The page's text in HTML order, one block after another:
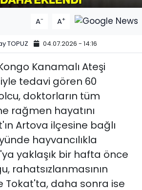
A- A+
TOPUZ 04.07.2026 - 14:16
Kanamalı Ateşi
tedavi gören 60
doktorların tüm
rağmen hayatını
Artova ilçesine bağlı
hayvancılıkla
yaklaşık bir hafta önce
rahatsızlanmasının
Tokat'ta, daha sonra ise